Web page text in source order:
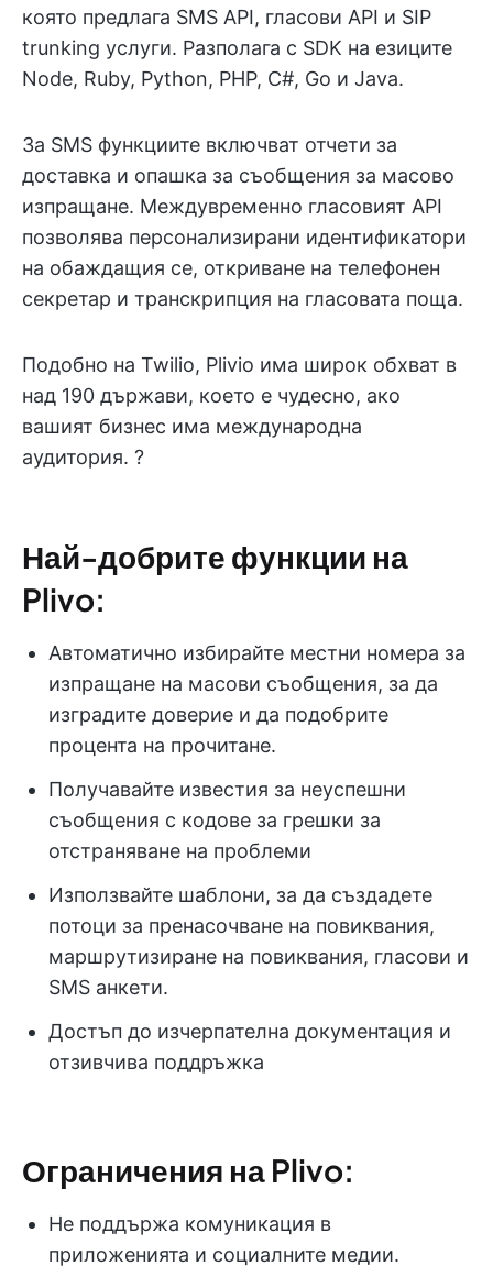
която предлага SMS API, гласови API и SIP
trunking услуги. Разполага с SDK на езиците
Node, Ruby, Python, PHP, C#, Go и Java.
За SMS функциите включват отчети за
доставка и опашка за съобщения за масово
изпращане. Междувременно гласовият API
позволява персонализирани идентификатори
на обаждащия се, откриване на телефонен
секретар и транскрипция на гласовата поща.
Подобно на Twilio, Plivio има широк обхват в
над 190 държави, което е чудесно, ако
вашият бизнес има международна
аудитория. ?
Най-добрите функции на
Plivo:
Автоматично избирайте местни номера за
изпращане на масови съобщения, за да
изградите доверие и да подобрите
процента на прочитане.
Получавайте известия за неуспешни
съобщения с кодове за грешки за
отстраняване на проблеми
Използвайте шаблони, за да създадете
потоци за пренасочване на повиквания,
маршрутизиране на повиквания, гласови и
SMS анкети.
Достъп до изчерпателна документация и
отзивчива поддръжка
Ограничения на Plivo:
Не поддържа комуникация в
приложенията и социалните медии.